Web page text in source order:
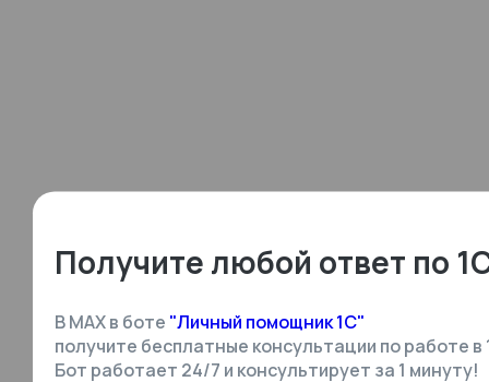
Получите любой ответ по
В MAX в боте "Личный помощник 1С"
получите бесплатные консультации по работе в
Бот работает 24/7 и консультирует за 1 минуту!